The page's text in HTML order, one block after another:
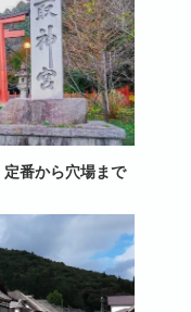
番から穴場まで